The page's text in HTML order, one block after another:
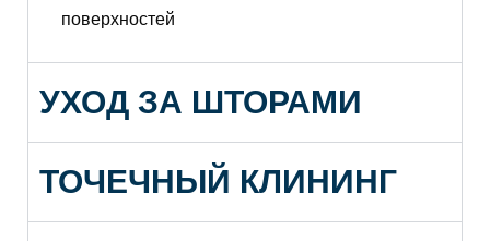
поверхностей
УХОД ЗА ШТОРАМИ
ТОЧЕЧНЫЙ КЛИНИНГ